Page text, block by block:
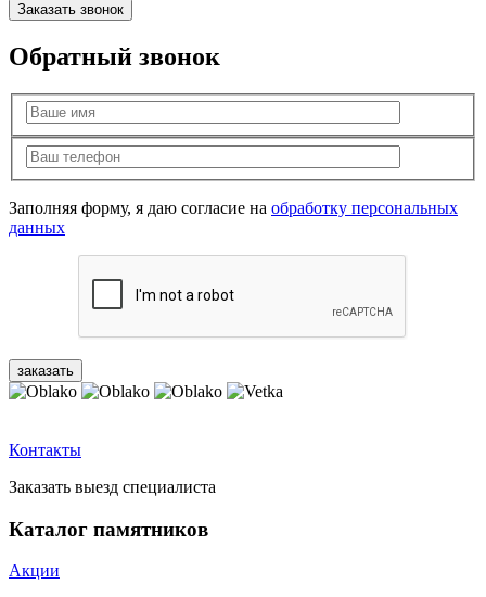
Заказать звонок
Обратный звонок
Заполняя форму, я даю согласие на обработку персональных
данных
Контакты
Заказать выезд специалиста
Каталог памятников
Акции